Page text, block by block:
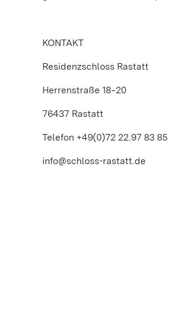
KONTAKT
Residenzschloss Rastatt
Herrenstraße 18‒20
76437 Rastatt
Telefon +49(0)72 22.97 83 85
info@schloss-rastatt.de